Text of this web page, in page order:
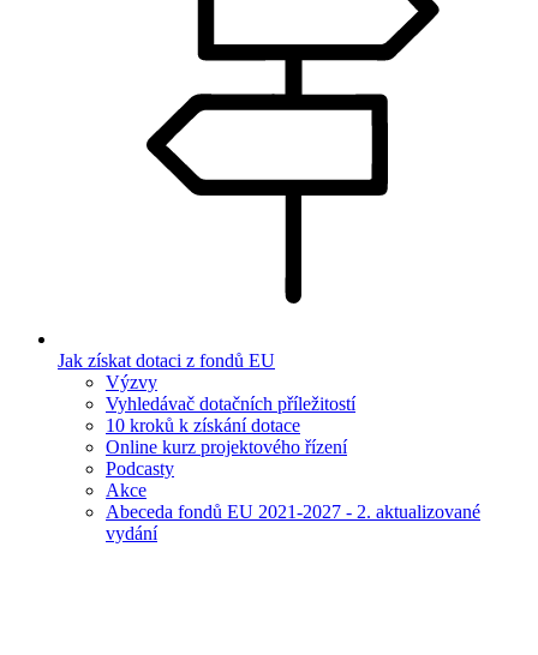
Jak získat dotaci z fondů EU
Výzvy
Vyhledávač dotačních příležitostí
10 kroků k získání dotace
Online kurz projektového řízení
Podcasty
Akce
Abeceda fondů EU 2021-2027 - 2. aktualizované
vydání